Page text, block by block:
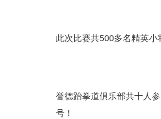
此次比赛共500多名精英小
誉德跆拳道俱乐部共十人
号！